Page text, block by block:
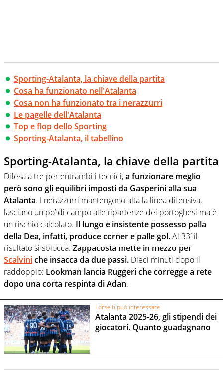
Sporting-Atalanta, la chiave della partita
Cosa ha funzionato nell'Atalanta
Cosa non ha funzionato tra i nerazzurri
Le pagelle dell'Atalanta
Top e flop dello Sporting
Sporting-Atalanta, il tabellino
Sporting-Atalanta, la chiave della partita
Difesa a tre per entrambi i tecnici,a funzionare meglio
però sono gli equilibri imposti da Gasperini alla sua
Atalanta. I nerazzurri mantengono alta la linea difensiva,
lasciano un po’ di campo alle ripartenze dei portoghesi ma è
un rischio calcolato. Il lungo e insistente possesso palla
della Dea, infatti, produce corner e palle gol.Al 33′ il
risultato si sblocca: Zappacosta mette in mezzo per
Scalviniche insacca da due passi. Dieci minuti dopo il
raddoppio: Lookman lancia Ruggeri che corregge a rete
dopo una corta respinta di Adan.
Forse ti può interessare
Atalanta 2025-26, gli stipendi dei
giocatori. Quanto guadagnano